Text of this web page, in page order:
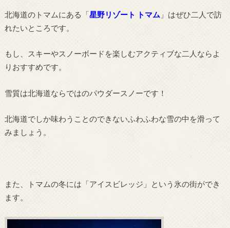
北海道のトマムにある「星野リゾート トマム 」はぜひ二人で訪
れたいところです。
もし、スキーやスノーボードを楽しむアクティブな二人ならよ
りおすすめです。
雪質は北海道ならではのパウダースノーです！
北海道でしか味わうことのできないふわふわな雪の中を滑って
みましょう。
また、トマムの冬には「アイスビレッジ」という氷の街ができ
ます。